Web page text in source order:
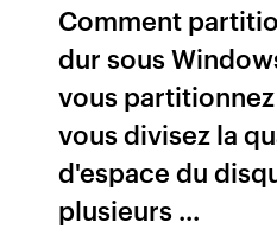
Comment
dur sous
vous
vous divisez la
d'espace du
plusieurs ...